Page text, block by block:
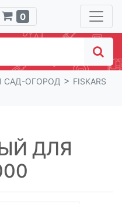
0
САД-ОГОРОД > FISKARS
ДЛЯ